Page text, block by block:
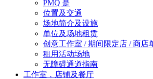
PMQ 是
位置及交通
场地简介及设施
单位及场地租赁
创意工作室 / 期间限定店 / 商店
租用活动场地
无障碍通道指南
工作室，店铺及餐厅